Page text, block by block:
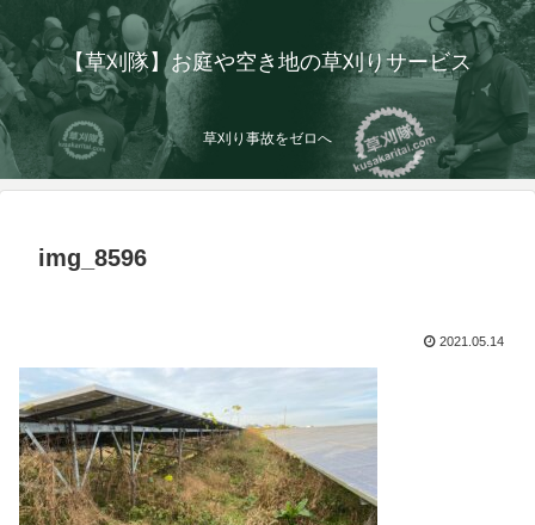
【草刈隊】お庭や空き地の草刈りサービス
草刈り事故をゼロへ
img_8596
2021.05.14